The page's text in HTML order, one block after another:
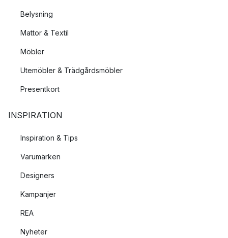
Belysning
Mattor & Textil
Möbler
Utemöbler & Trädgårdsmöbler
Presentkort
INSPIRATION
Inspiration & Tips
Varumärken
Designers
Kampanjer
REA
Nyheter